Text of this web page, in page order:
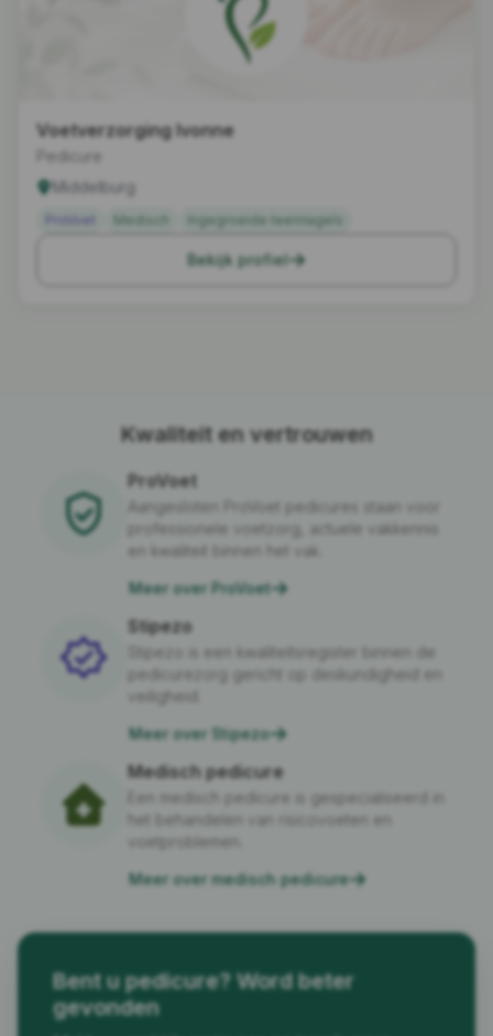
Voetverzorging Ivonne
Pedicure
Middelburg
ProVoet Medisch Ingegroeide teennagels
Bekijk profiel
Kwaliteit en vertrouwen
ProVoet
Aangesloten ProVoet pedicures staan voor
professionele voetzorg, actuele vakkennis
en kwaliteit binnen het vak.
Meer over ProVoet
Stipezo
Stipezo is een kwaliteitsregister binnen de
pedicurezorg gericht op deskundigheid en
veiligheid.
Meer over Stipezo
Medisch pedicure
Een medisch pedicure is gespecialiseerd in
het behandelen van risicovoeten en
voetproblemen.
Meer over medisch pedicure
Bent u pedicure? Word beter
gevonden